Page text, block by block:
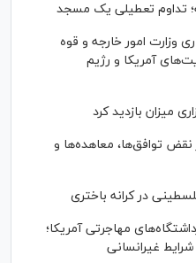
تداوم تعطیلی یک مسجد
وزارت امور خارجه و قوه
آمریکا و رژیم
میزان بازدید کرد
توافق‌ها، معاهده‌ها و
مهاجرتی آمریکا؛
غیرانسانی